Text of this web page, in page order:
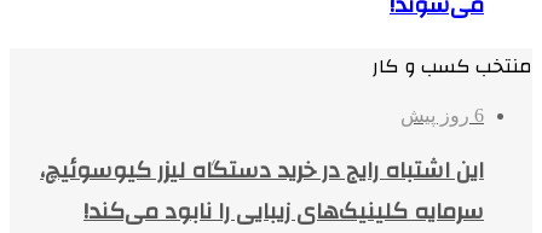
منتخب کسب و کار
6 روز پیش
این اشتباه رایج در خرید دستگاه لیزر کیوسوئیچ،
سرمایه کلینیک‌های زیبایی را نابود می‌کند!